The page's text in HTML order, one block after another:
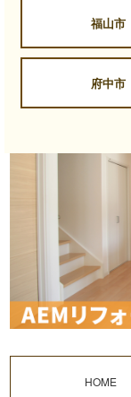
福山市
府中市
HOME